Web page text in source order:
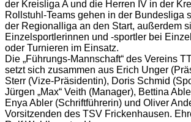
der Kreisliga A und die Herren IV in der
Rollstuhl-Teams gehen in der Bundesliga
der Regionalliga an den Start, außerdem
Einzelsportlerinnen und -sportler bei
oder Turnieren im Einsatz.
Die „Führungs-Mannschaft“ des Vereins
setzt sich zusammen aus Erich Unger
Sterr (Vize-Präsidentin), Doris Schmid
Jürgen „Max“ Veith (Manager), Bettina
Enya Abler (Schriftführerin) und Oliver
Vorsitzenden des TSV Frickenhausen.